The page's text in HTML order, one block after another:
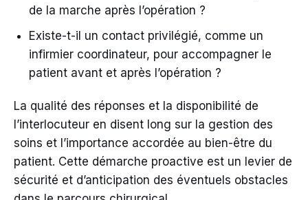
de la marche après l’opération ?
Existe-t-il un contact privilégié, comme un
infirmier coordinateur, pour accompagner le
patient avant et après l’opération ?
La qualité des réponses et la disponibilité de
l’interlocuteur en disent long sur la gestion des
soins et l’importance accordée au bien-être du
patient. Cette démarche proactive est un levier de
sécurité et d’anticipation des éventuels obstacles